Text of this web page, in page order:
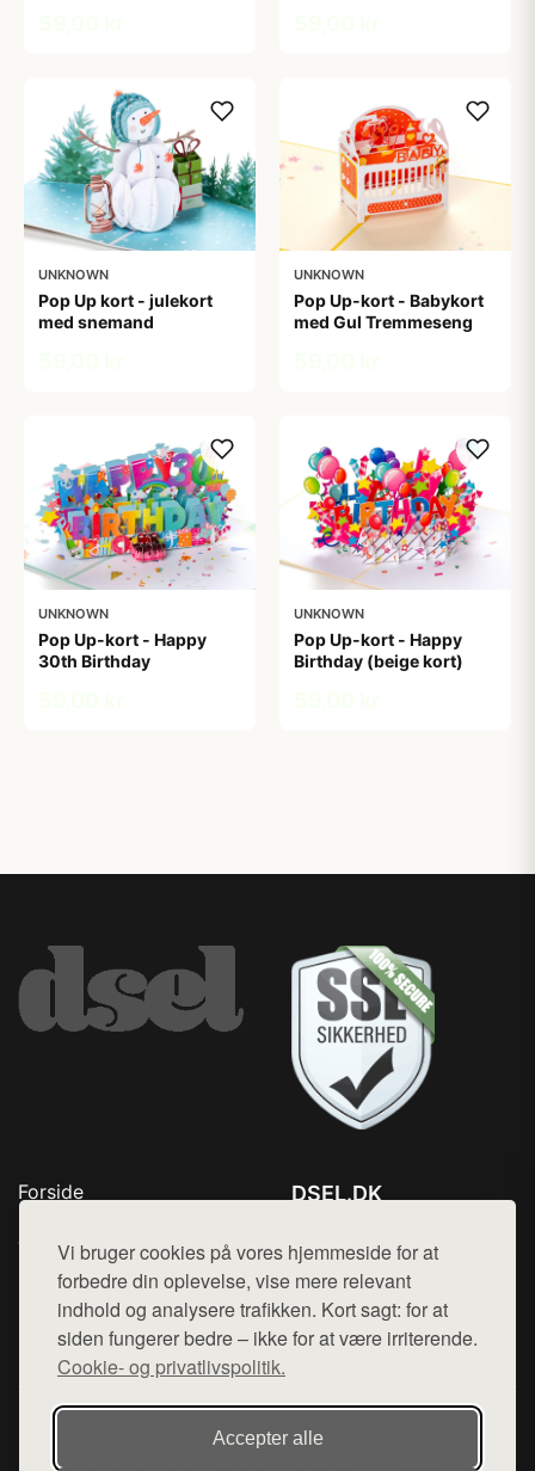
Vi bruger cookies på vores hjemmeside for at
forbedre din oplevelse, vise mere relevant
indhold og analysere trafikken. Kort sagt: for at
siden fungerer bedre – ikke for at være irriterende.
Cookie- og privatlivspolitik.
Accepter alle
UNKNOWN
Pop Up kort - julekort
med snemand
UNKNOWN
Pop Up-kort - Babykort
med Gul Tremmeseng
UNKNOWN
Pop Up-kort - Happy
30th Birthday
UNKNOWN
Pop Up-kort - Happy
Birthday (beige kort)
Forside
Top Rabatter
Blog
Kontakt
DSEL.DK
Mail: hej@want.dk
Cookie- og privatlivspolitik
Denne side er en del af want.dk, der udgiver en række
hjemmesider med præsentation af forskellige produkter fra